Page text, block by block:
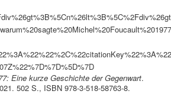
Eine kurze Geschichte der Gegenwart.
502 S., ISBN 978-3-518-58763-8.